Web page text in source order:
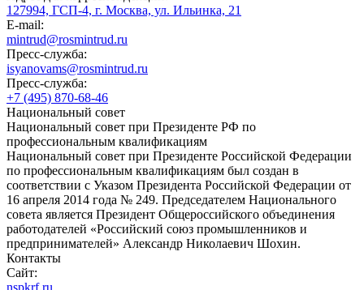
127994, ГСП-4, г. Москва, ул. Ильинка, 21
E-mail:
mintrud@rosmintrud.ru
Пресс-служба:
isyanovams@rosmintrud.ru
Пресс-служба:
+7 (495) 870-68-46
Национальный совет
Национальный совет при Президенте РФ по
профессиональным квалификациям
Национальный совет при Президенте Российской Федерации
по профессиональным квалификациям был создан в
соответствии с Указом Президента Российской Федерации от
16 апреля 2014 года № 249. Председателем Национального
совета является Президент Общероссийского объединения
работодателей «Российский союз промышленников и
предпринимателей» Александр Николаевич Шохин.
Контакты
Сайт:
nspkrf.ru